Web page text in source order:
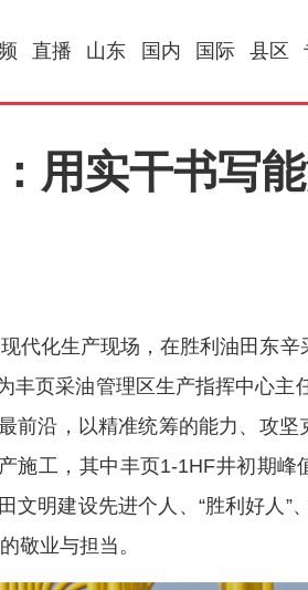
直播 山东 国内 国际 县区
用实干书写
代化生产现场，在胜利油田东辛
丰页采油管理区生产指挥中心主
前沿，以精准统筹的能力、攻坚
施工，其中丰页1-1HF井初期峰
明建设先进个人、“胜利好人”
敬业与担当。